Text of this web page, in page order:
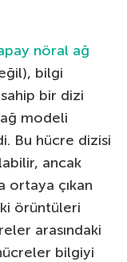
nöral ağ
bilgi
bir dizi
modeli
Bu hücre dizisi
ancak
ortaya çıkan
örüntüleri
arasındaki
bilgiyi